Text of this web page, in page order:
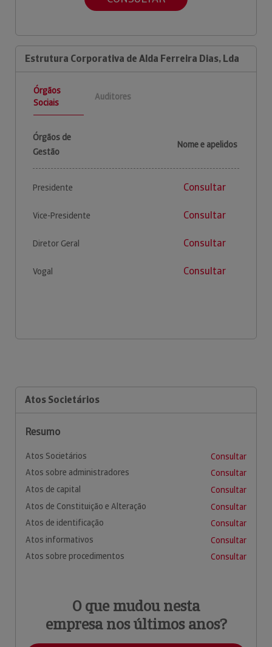
Estrutura Corporativa de Alda Ferreira Dias, Lda
Órgãos
Sociais
Auditores
Órgãos de
Gestão
Nome e apelidos
Presidente Consultar
Vice-Presidente Consultar
Diretor Geral Consultar
Vogal Consultar
Atos Societários
Resumo
Atos Societários
Consultar
Atos sobre administradores
Consultar
Atos de capital
Consultar
Atos de Constituição e Alteração
Consultar
Atos de identificação
Consultar
Atos informativos
Consultar
Atos sobre procedimentos
Consultar
O que mudou nesta
empresa nos últimos anos?